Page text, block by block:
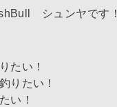
シュンヤです！
たい！
りたい！
い！